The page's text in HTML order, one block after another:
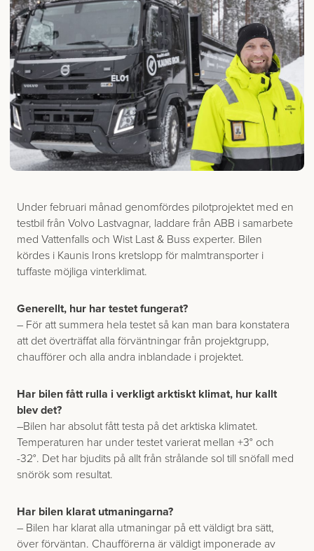
Under februari månad genomfördes pilotprojektet med en
testbil från Volvo Lastvagnar, laddare från ABB i samarbete
med Vattenfalls och Wist Last & Buss experter. Bilen
kördes i Kaunis Irons kretslopp för malmtransporter i
tuffaste möjliga vinterklimat.
Generellt, hur har testet fungerat?
– För att summera hela testet så kan man bara konstatera
att det överträffat alla förväntningar från projektgrupp,
chaufförer och alla andra inblandade i projektet.
Har bilen fått rulla i verkligt arktiskt klimat, hur kallt
blev det?
–Bilen har absolut fått testa på det arktiska klimatet.
Temperaturen har under testet varierat mellan +3° och
-32°. Det har bjudits på allt från strålande sol till snöfall med
snörök som resultat.
Har bilen klarat utmaningarna?
– Bilen har klarat alla utmaningar på ett väldigt bra sätt,
över förväntan. Chaufförerna är väldigt imponerade av